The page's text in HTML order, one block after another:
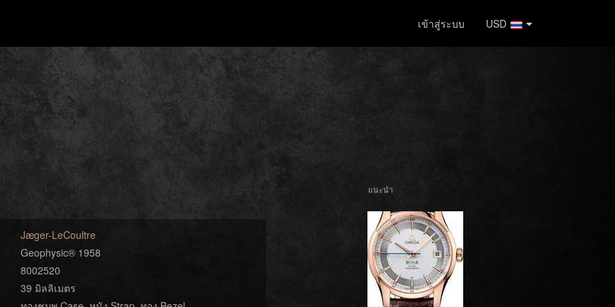
เข้าสู่ระบบ USD
Jæger-LeCoultre
Geophysic® 1958
8002520
39 มิลลิเมตร
แนะนำ